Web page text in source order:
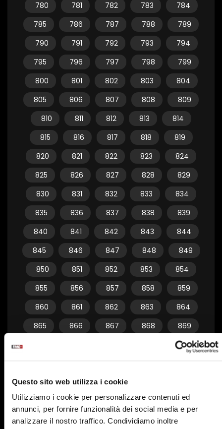
Questo sito web utilizza i cookie
Utilizziamo i cookie per personalizzare contenuti ed
annunci, per fornire funzionalità dei social media e per
analizzare il nostro traffico. Condividiamo inoltre
780
781 782 783
784
785
786 787 788
789
790
791 792 793
794
795
796 797 798
799
800
801 802 803
804
805
806 807 808
809
810
811 812 813
814
815
816 817 818
819
820
821 822 823
824
825
826 827 828
829
830
831 832 833
834
835
836 837 838
839
840
841 842 843
844
845
846 847 848
849
850
851 852 853
854
855
856 857 858
859
860
861 862 863
864
865
866 867 868
869
874
875
876 877 878
879
880
881 882
885
886 887 888
889
890
891 892 893 894